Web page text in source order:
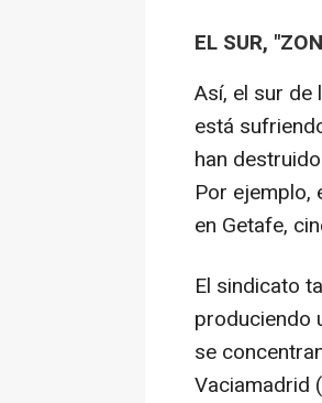
EL SUR,
Así, el sur de
está
han
Por ejemplo,
en Getafe,
El sindicato
produciendo
se
Vaciamadrid